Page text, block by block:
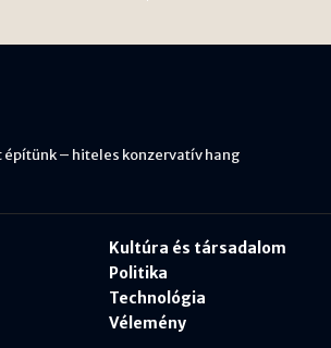
építünk – hiteles konzervatív hang
Kultúra és társadalom
Politika
Technológia
Vélemény